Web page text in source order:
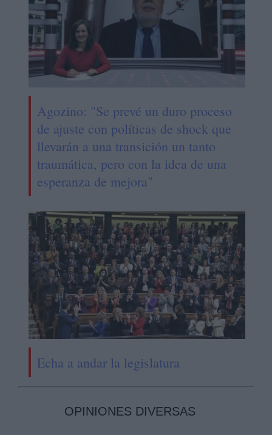
Agozino: "Se prevé un duro proceso
de ajuste con políticas de shock que
llevarán a una transición un tanto
traumática, pero con la idea de una
esperanza de mejora"
Echa a andar la legislatura
OPINIONES DIVERSAS